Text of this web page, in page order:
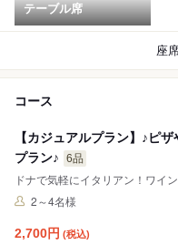
テーブル席
座
コース
【カジュアルプラン】♪ピ
プラン♪
6品
ドナで気軽にイタリアン！ワイ
2～4名様
2,700円 (税込)